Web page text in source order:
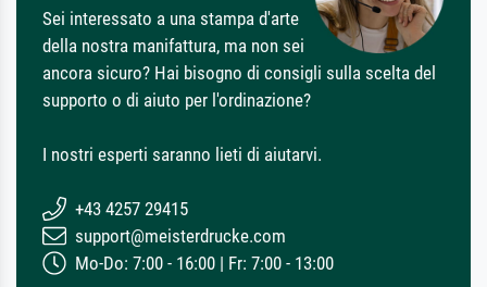
Sei interessato a una stampa d'arte
della nostra manifattura, ma non sei
ancora sicuro? Hai bisogno di consigli sulla scelta del
supporto o di aiuto per l'ordinazione?
I nostri esperti saranno lieti di aiutarvi.
+43 4257 29415
support@meisterdrucke.com
Mo-Do: 7:00 - 16:00 | Fr: 7:00 - 13:00